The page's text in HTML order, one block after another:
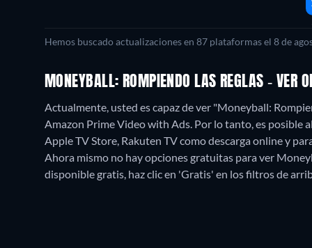
Hemos buscado actualizaciones en 87 plataformas el 8 de
MONEYBALL: ROMPIENDO LAS REGLAS - VER
Actualmente, usted es capaz de ver "Moneyball:
Amazon Prime Video with Ads. Por lo tanto, es posible
Apple TV Store, Rakuten TV como descarga online y
Ahora mismo no hay opciones gratuitas para ver
disponible gratis, haz clic en 'Gratis' en los filtros de